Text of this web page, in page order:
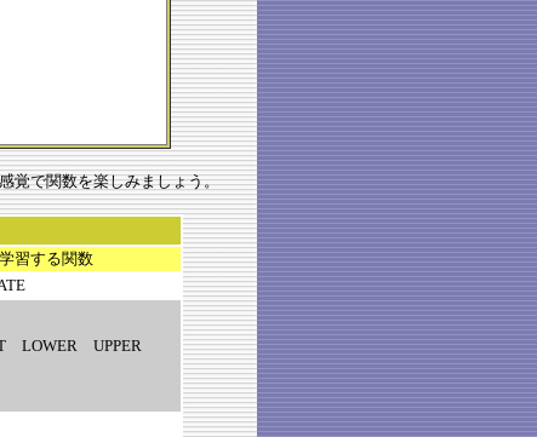
覚で関数を楽しみましょう。
学習する関数
LOWER UPPER